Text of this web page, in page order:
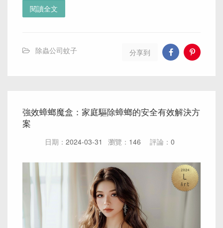
閱讀全文
除蟲公司蚊子 分享到
強效蟑螂魔盒：家庭驅除蟑螂的安全有效解決方
案
日期： 2024-03-31 瀏覽： 146 評論： 0